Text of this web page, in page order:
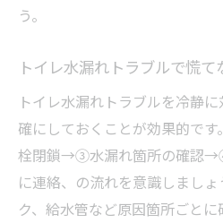
う。
トイレ水漏れトラブルで慌
トイレ水漏れトラブルを冷静
確にしておくことが効果的で
栓閉鎖→③水漏れ箇所の確認
に連絡、の流れを意識しまし
ク、給水管など原因箇所ごと